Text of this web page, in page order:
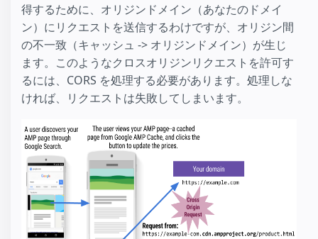
得するために、オリジンドメイン（あなたのドメイ
ン）にリクエストを送信するわけですが、オリジン間
の不一致（キャッシュ -> オリジンドメイン）が生じ
ます。このようなクロスオリジンリクエストを許可す
るには、CORS を処理する必要があります。処理しな
ければ、リクエストは失敗してしまいます。